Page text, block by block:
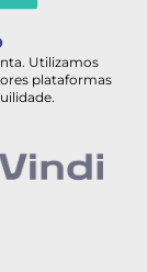
Utilizamos
plataformas